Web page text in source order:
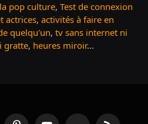
pop culture, Test de connexion
actrices, activités à faire en
quelqu'un, tv sans internet ni
gratte, heures miroir...